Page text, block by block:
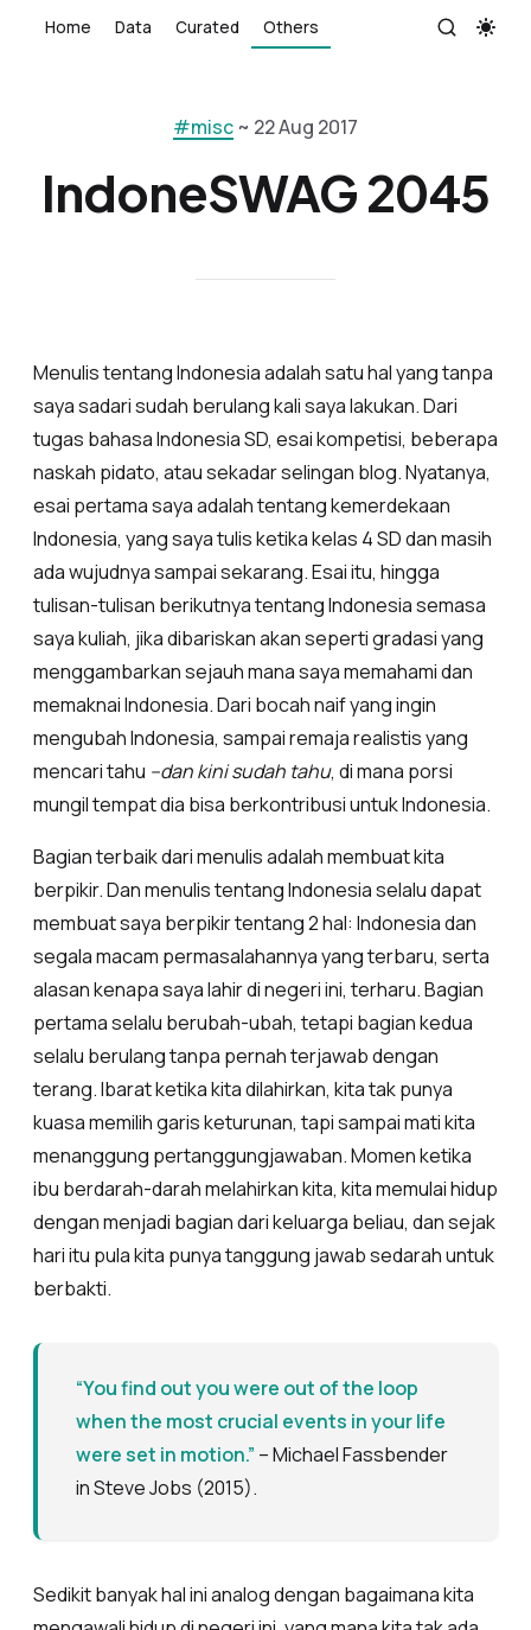
Home Data Curated Others
#misc ~ 22 Aug 2017
IndoneSWAG 2045
Menulis tentang Indonesia adalah satu hal yang tanpa
saya sadari sudah berulang kali saya lakukan. Dari
tugas bahasa Indonesia SD, esai kompetisi, beberapa
naskah pidato, atau sekadar selingan blog. Nyatanya,
esai pertama saya adalah tentang kemerdekaan
Indonesia, yang saya tulis ketika kelas 4 SD dan masih
ada wujudnya sampai sekarang. Esai itu, hingga
tulisan-tulisan berikutnya tentang Indonesia semasa
saya kuliah, jika dibariskan akan seperti gradasi yang
menggambarkan sejauh mana saya memahami dan
memaknai Indonesia. Dari bocah naif yang ingin
mengubah Indonesia, sampai remaja realistis yang
mencari tahu –dan kini sudah tahu, di mana porsi
mungil tempat dia bisa berkontribusi untuk Indonesia.
Bagian terbaik dari menulis adalah membuat kita
berpikir. Dan menulis tentang Indonesia selalu dapat
membuat saya berpikir tentang 2 hal: Indonesia dan
segala macam permasalahannya yang terbaru, serta
alasan kenapa saya lahir di negeri ini, terharu. Bagian
pertama selalu berubah-ubah, tetapi bagian kedua
selalu berulang tanpa pernah terjawab dengan
terang. Ibarat ketika kita dilahirkan, kita tak punya
kuasa memilih garis keturunan, tapi sampai mati kita
menanggung pertanggungjawaban. Momen ketika
ibu berdarah-darah melahirkan kita, kita memulai hidup
dengan menjadi bagian dari keluarga beliau, dan sejak
hari itu pula kita punya tanggung jawab sedarah untuk
berbakti.
“You find out you were out of the loop
when the most crucial events in your life
were set in motion.” – Michael Fassbender
in Steve Jobs (2015).
Sedikit banyak hal ini analog dengan bagaimana kita